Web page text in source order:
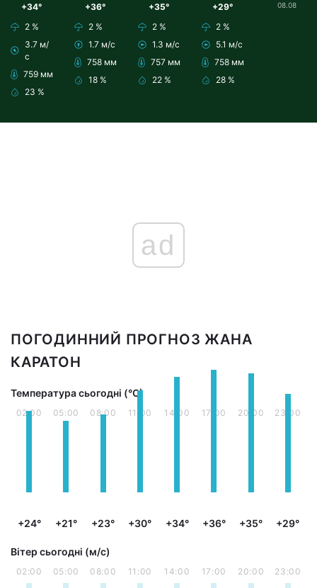
+34°
2 %
3.7 м/
с
759 мм
23 %
+36°
2 %
1.7 м/с
758 мм
18 %
+35°
2 %
1.3 м/с
757 мм
22 %
+29°
2 %
5.1 м/с
758 мм
28 %
08.08
ad
ПОГОДИННИЙ ПРОГНОЗ ЖАНА
КАРАТОН
Температура сьогодні (°С)
02:00
+24°
05:00
+21°
08:00
+23°
11:00
+30°
14:00
+34°
17:00
+36°
20:00
+35°
23:00
+29°
Вітер сьогодні (м/с)
02:00 05:00 08:00 11:00 14:00 17:00 20:00 23:00